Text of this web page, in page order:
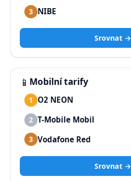
3 NIBE
Srovnat →
📱 Mobilní tarify
1 O2 NEON
2 T-Mobile Mobil
3 Vodafone Red
Srovnat →